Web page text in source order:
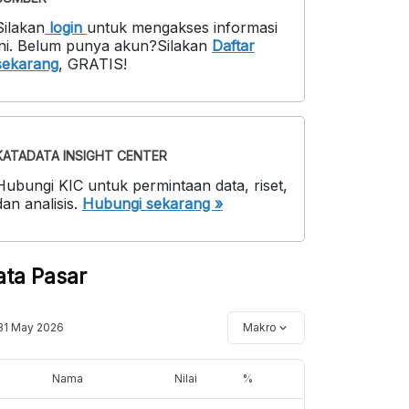
login untuk mengakses informasi
. Belum punya akun?Silakan Daftar
, GRATIS!
INSIGHT CENTER
KIC untuk permintaan data, riset,
analisis. Hubungi sekarang »
Pasar
May 2026 Makro
Nama Nilai %